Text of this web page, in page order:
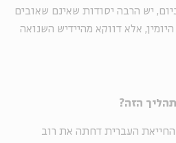
יש הרבה יסודות שאינם שאובים
אלא דווקא מהיידיש השנואה
הזה?
החייאת העברית דחתה את רוב